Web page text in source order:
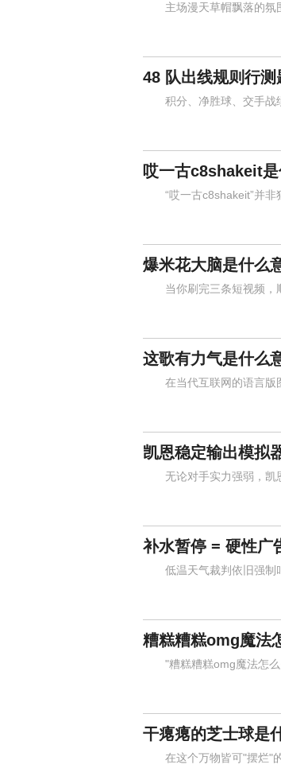
主场漫天草帽飘落的氛围
48 队出线规则行
积分、净胜球、交手战绩
哎一古c8shakeit
“哎一古c8shakeit”并非
爆米花大脑是什么
当你刷完三条短视频，
这歌有力气是什么
在当代互联网的语言版
凯恩稳定输出模拟
无论对手实力强弱，凯恩
补水暂停 = 硬性广
低温天气裁判依旧强制叫
糟糕糟糕omg魔法
"糟糕糟糕omg魔法怎么
干瘪瘪的芝士球是
在这个万物皆可"摆烂"的